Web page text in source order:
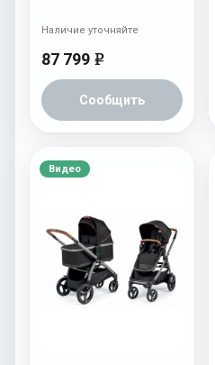
87 799 e
Сообщить
Наличие уточняйте
Видео